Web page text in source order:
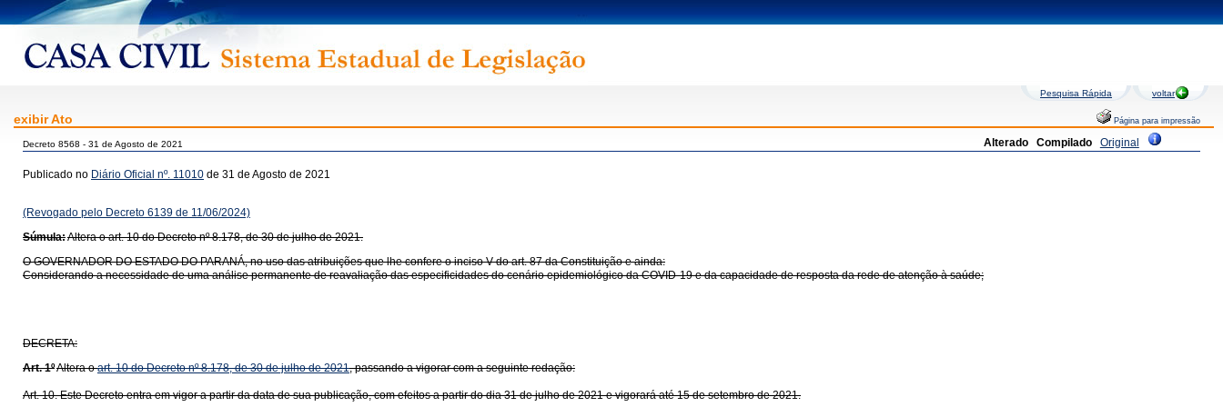
Pesquisa Rápida voltar
exibir Ato Página para impressão
Alterado Compilado Original
Decreto 8568 - 31 de Agosto de 2021
Publicado no Diário Oficial nº. 11010 de 31 de Agosto de 2021
(Revogado pelo Decreto 6139 de 11/06/2024)
Súmula:Altera o art. 10 do Decreto nº 8.178, de 30 de julho de 2021.
O GOVERNADOR DO ESTADO DO PARANÁ, no uso das atribuições que lhe confere o inciso V do art. 87 da Constituição e ainda:
Considerando a necessidade de uma análise permanente de reavaliação das especificidades do cenário epidemiológico da COVID-19 e da capacidade de resposta da rede de atenção à saúde;
DECRETA:
Art. 1ºAltera oart. 10 do Decreto nº 8.178, de 30 de julho de 2021, passando a vigorar com a seguinte redação:
Art. 10. Este Decreto entra em vigor a partir da data de sua publicação, com efeitos a partir do dia 31 de julho de 2021 e vigorará até 15 de setembro de 2021.